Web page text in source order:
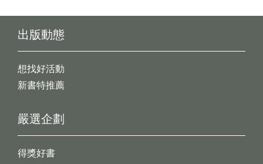
出版動態
想找好活動
新書特推薦
嚴選企劃
得獎好書